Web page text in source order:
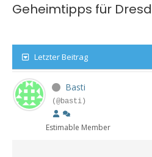
Geheimtipps für
Letzter Beitrag
Basti
(@basti)
Estimable Member